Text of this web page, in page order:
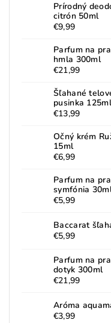
Prírodný
citrón 50ml
€9,99
Parfum na
hmla 300ml
€21,99
Šľahané
pusinka 125ml
€13,99
Očný krém
15ml
€6,99
Parfum na
symfónia
€5,99
Baccarat
€5,99
Parfum na
dotyk 300ml
€21,99
Aróma
€3,99